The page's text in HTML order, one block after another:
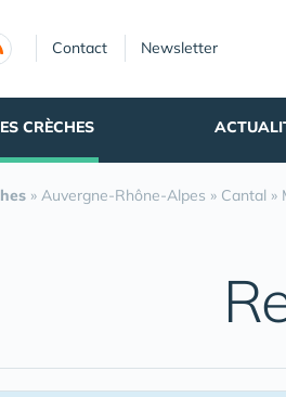
Contact Newsletter
CRÈCHES
» Auvergne-Rhône-Alpes » Cantal »